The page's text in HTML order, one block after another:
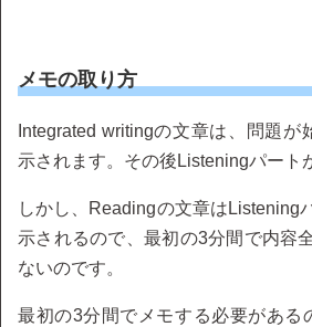
メモの取り方
Integrated writingの文章は、問題が
示されます。その後Listeningパート
しかし、Readingの文章はListening
示されるので、最初の3分間で内容
ないのです。
最初の3分間でメモする必要がある